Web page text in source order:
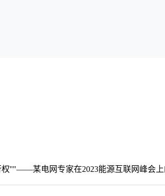
''"——某电网专家在2023能源互联网峰会